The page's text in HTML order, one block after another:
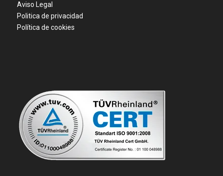
Aviso Legal
Politica de privacidad
Política de cookies